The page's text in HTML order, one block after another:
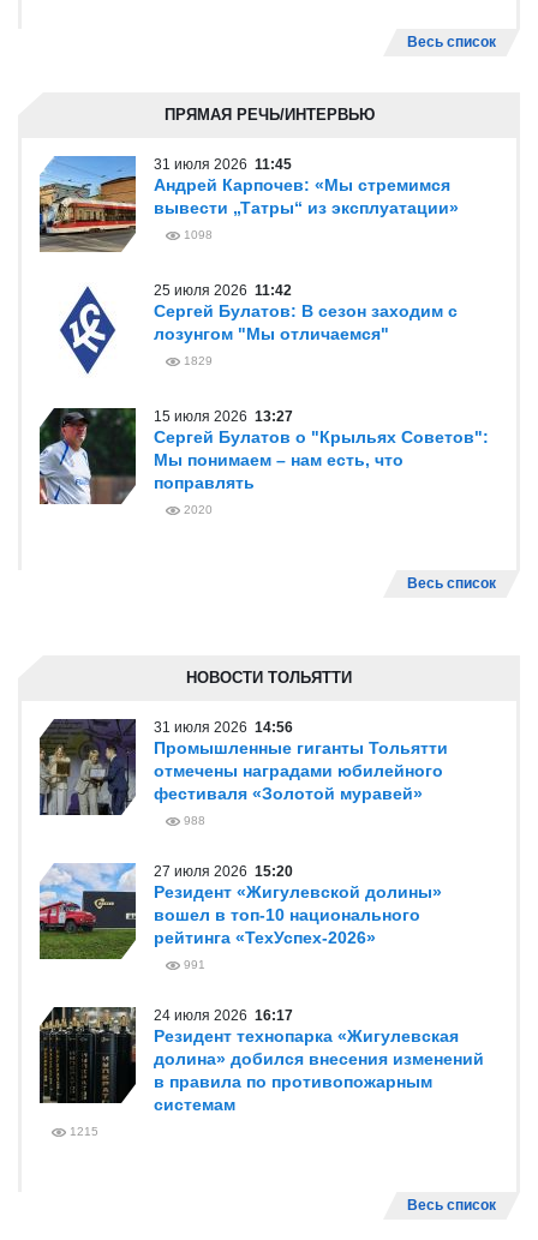
Весь список
ПРЯМАЯ РЕЧЬ/ИНТЕРВЬЮ
31 июля 2026 11:45
Андрей Карпочев: «Мы стремимся
вывести „Татры“ из эксплуатации»
1098
25 июля 2026 11:42
Сергей Булатов: В сезон заходим с
лозунгом "Мы отличаемся"
1829
15 июля 2026 13:27
Сергей Булатов о "Крыльях Советов":
Мы понимаем – нам есть, что
поправлять
2020
Весь список
НОВОСТИ ТОЛЬЯТТИ
31 июля 2026 14:56
Промышленные гиганты Тольятти
отмечены наградами юбилейного
фестиваля «Золотой муравей»
988
27 июля 2026 15:20
Резидент «Жигулевской долины»
вошел в топ-10 национального
рейтинга «ТехУспех-2026»
991
24 июля 2026 16:17
Резидент технопарка «Жигулевская
долина» добился внесения изменений
в правила по противопожарным
системам
1215
Весь список